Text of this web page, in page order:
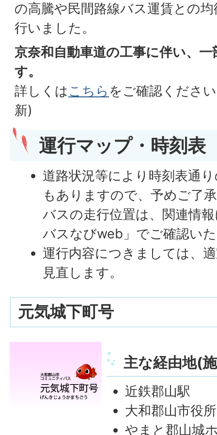
の高騰や民間路線バス運賃との
行いました。
京奈和自動車道の工事に伴い、
す。
詳しくはこちら をご確認くださ
新)
運行マップ・時刻表
道路状況等により時刻表通
もありますので、予めご了
バスの走行位置は、関連情
バスなびweb」でご確認い
運行内容につきましては、
見直します。
元気城下町号
主な経由地(
近鉄郡山駅
大和郡山市役所
やまと郡山城